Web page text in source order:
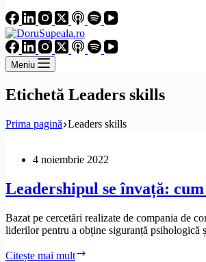
Meniu
Etichetă Leaders skills
Prima pagină Leaders skills
4 noiembrie 2022
Leadershipul se învață:
Bazat pe cercetări realizate de compania de
liderilor pentru a obține siguranță psihologică
Citește mai mult